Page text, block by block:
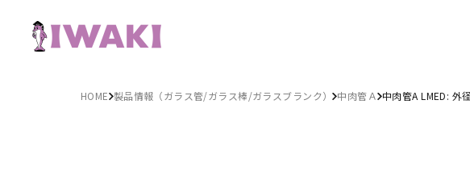
HOME 製品情報（ガラス管/ガラス棒/ガラスブランク） 中肉管Ａ 中肉管A LMED: